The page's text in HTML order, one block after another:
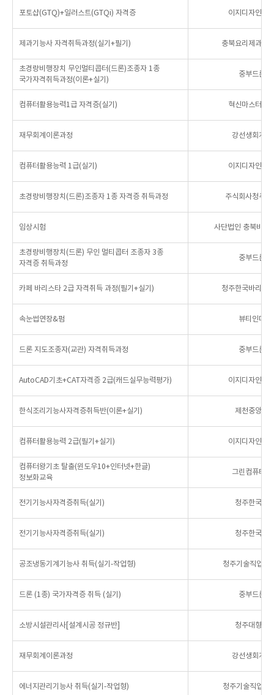
포토샵(GTQ)+일러스트(GTQi) 자격증 이지디자인컴
제과기능사 자격취득과정(실기+필기) 충북요리제과제
초경량비행장치 무인멀티콥터(드론)조종자 1종
국가자격취득과정(이론+실기)
중부드론교
컴퓨터활용능력1급 자격증(실기) 혁신마스터컴
재무회계이론과정 강선생회계금
컴퓨터활용능력 1급(실기) 이지디자인컴
초경량비행장치(드론)조종자 1종 자격증 취득과정 주식회사청주드
임상시험 사단법인 충북바이
초경량비행장치(드론) 무인 멀티콥터 조종자 3종
자격증 취득과정
중부드론교
카페 바리스타 2급 자격취득 과정(필기+실기) 청주한국바리스
속눈썹연장&펌 뷰티인미용
드론 지도조종자(교관) 자격취득과정 중부드론교
AutoCAD기초+CAT자격증 2급(캐드실무능력평가) 이지디자인컴
한식조리기능사자격증취득반(이론+실기) 제천중앙요
컴퓨터활용능력 2급(필기+실기) 이지디자인컴
컴퓨터왕기초 탈출(윈도우10+인터넷+한글)
정보화교육
그린컴퓨터아
전기기능사자격증취득(실기) 청주한국전
전기기능사자격증취득(실기) 청주한국전
공조냉동기계기능사 취득(실기-작업형) 청주기술직업전
드론 (1종) 국가자격증 취득 (실기) 중부드론교
소방시설관리사[설계시공 정규반] 청주대형소
재무회계이론과정 강선생회계금
에너지관리기능사 취득(실기-작업형) 청주기술직업전